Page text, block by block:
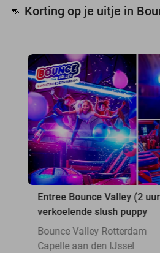
🦘 Korting op je uitje in
Entree Bounce Valley (2
verkoelende slush puppy
Bounce Valley Rotterdam
Capelle aan den IJssel